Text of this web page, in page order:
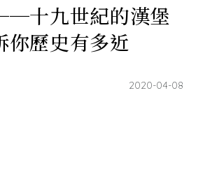
十九世紀的漢堡
你歷史有多近
2020-04-08